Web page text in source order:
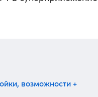
возможности +